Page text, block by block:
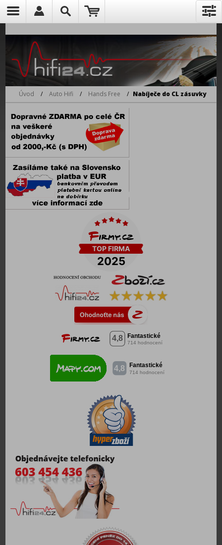
Úvod / Auto Hifi / Hands Free / Nabíječe do CL zásuvky